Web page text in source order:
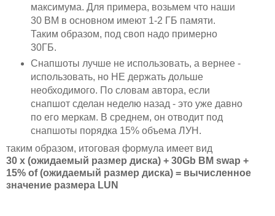
максимума. Для примера, возьмем что наши
30 ВМ в основном имеют 1-2 ГБ памяти.
Таким образом, под своп надо примерно
30ГБ.
Снапшоты лучше не использовать, а вернее -
использовать, но НЕ держать дольше
необходимого. По словам автора, если
снапшот сделан неделю назад - это уже давно
по его меркам. В среднем, он отводит под
снапшоты порядка 15% объема ЛУН.
таким образом, итоговая формула имеет вид
30 x (ожидаемый размер диска) + 30Gb ВМ swap +
15% of (ожидаемый размер диска) = вычисленное
значение размера LUN